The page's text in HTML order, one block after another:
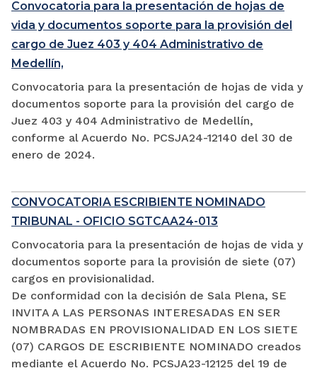
Convocatoria para la presentación de hojas de
vida y documentos soporte para la provisión del
cargo de Juez 403 y 404 Administrativo de
Medellín,
Convocatoria para la presentación de hojas de vida y
documentos soporte para la provisión del cargo de
Juez 403 y 404 Administrativo de Medellín,
conforme al Acuerdo No. PCSJA24-12140 del 30 de
enero de 2024.
CONVOCATORIA ESCRIBIENTE NOMINADO
TRIBUNAL - OFICIO SGTCAA24-013
Convocatoria para la presentación de hojas de vida y
documentos soporte para la provisión de siete (07)
cargos en provisionalidad.
De conformidad con la decisión de Sala Plena, SE
INVITA A LAS PERSONAS INTERESADAS EN SER
NOMBRADAS EN PROVISIONALIDAD EN LOS SIETE
(07) CARGOS DE ESCRIBIENTE NOMINADO creados
mediante el Acuerdo No. PCSJA23-12125 del 19 de